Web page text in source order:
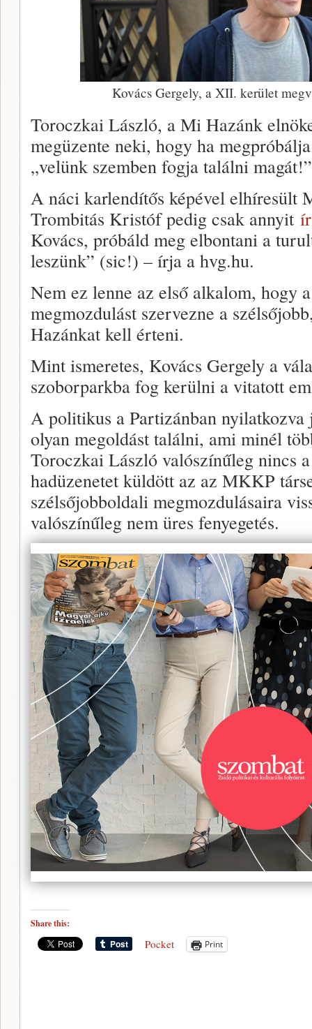
Kovács Gergely, a XII. kerület
Toroczkai László, a Mi Hazánk
megüzente neki, hogy ha
„velünk szemben fogja találni magát!”
A náci karlendítős képével elhíresült
Trombitás Kristóf pedig csak annyit
Kovács, próbáld meg elbontani a
leszünk” (sic!) – írja a hvg.hu.
Nem ez lenne az első alkalom, hogy
megmozdulást szervezne a
Hazánkat kell érteni.
Mint ismeretes, Kovács Gergely a
szoborparkba fog kerülni a vitatott
A politikus a Partizánban nyilatkozva
olyan megoldást találni, ami minél
Toroczkai László valószínűleg nincs
hadüzenetet küldött az az MKKP
szélsőjobboldali megmozdulásaira
valószínűleg nem üres fenyegetés.
Share this:
Pocket Print